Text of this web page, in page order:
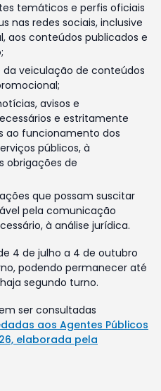
temáticos e perfis oficiais
nas redes sociais, inclusive
aos conteúdos publicados e
veiculação de conteúdos
avisos e
e estritamente
ao funcionamento dos
públicos, à
obrigações de
que possam suscitar
pela comunicação
à análise jurídica.
4 de julho a 4 de outubro
podendo permanecer até
segundo turno.
ser consultadas
aos Agentes Públicos
elaborada pela